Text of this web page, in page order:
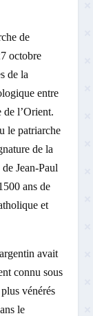
de
octobre
de la
entre
de l’Orient.
le patriarche
de la
de Jean-Paul
ans de
et
avait
connu sous
vénérés
le